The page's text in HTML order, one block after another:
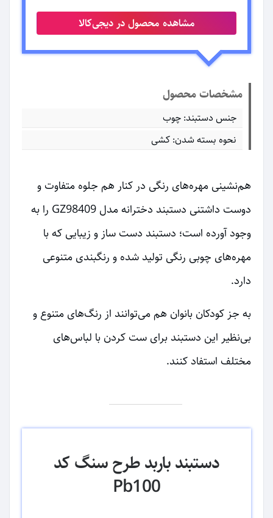
مشاهده محصول در دیجی‌کالا
مشخصات محصول
جنس دستبند: چوب
نحوه بسته شدن: کشی
هم‌نشینی مهره‌های رنگی در کنار هم جلوه متفاوت و
دوست داشتنی دستبند دخترانه مدل GZ98409 را به
وجود آورده است؛ دستبند دست ساز و زیبایی که با
مهره‌های چوبی رنگی تولید شده و رنگبندی متنوعی
دارد.
به جز کودکان بانوان هم می‌توانند از رنگ‌های متنوع و
بی‌نظیر این دستبند برای ست کردن با لباس‌های
مختلف استفاد کنند.
دستبند باربد طرح سنگ کد
Pb100